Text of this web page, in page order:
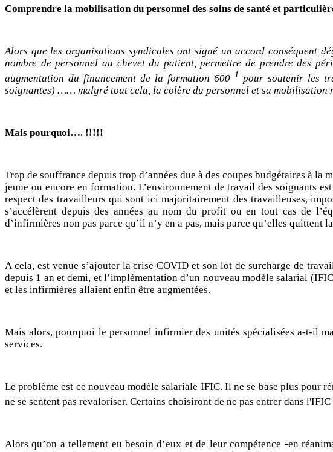
Comprendre la mobilisation du personnel des soins de santé et
Alors que les organisations syndicales ont signé un accord conséquent
nombre de personnel au chevet du patient, permettre de prendre des
augmentation du financement de la formation 600 1 pour soutenir les
soignantes) …… malgré tout cela, la colère du personnel et sa mobilisation
Mais pourquoi…. !!!!!
Trop de souffrance depuis trop d’années due à des coupes budgétaires à
jeune ou encore en formation. L’environnement de travail des soignants
respect des travailleurs qui sont ici majoritairement des travailleuses,
s’accélèrent depuis des années au nom du profit ou en tout cas de
d’infirmières non pas parce qu’il n’y en a pas, mais parce qu’elles
A cela, est venue s’ajouter la crise COVID et son lot de surcharge de
depuis 1 an et demi, et l’implémentation d’un nouveau modèle salarial
et les infirmières allaient enfin être augmentées.
Mais alors, pourquoi le personnel infirmier des unités spécialisées a-t-il
services.
Le problème est ce nouveau modèle salariale IFIC. Il ne se base plus
ne se sentent pas revaloriser. Certains choisiront de ne pas entrer dans
Alors qu’on a tellement eu besoin d’eux et de leur compétence -en